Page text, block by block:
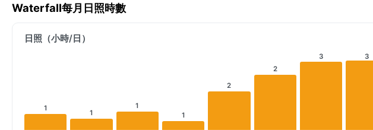
Waterfall每月日照時數
日照（小時/日）
1
1
1
1
2
2
3 3